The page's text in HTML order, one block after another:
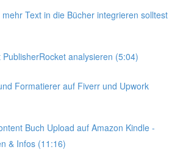
Text in die Bücher integrieren solltest
PublisherRocket analysieren (5:04)
Formatierer auf Fiverr und Upwork
Buch Upload auf Amazon Kindle -
& Infos (11:16)